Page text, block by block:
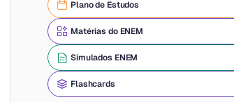
Literatura
Plano de Estudos
Matérias do ENEM
Simulados ENEM
Flashcards